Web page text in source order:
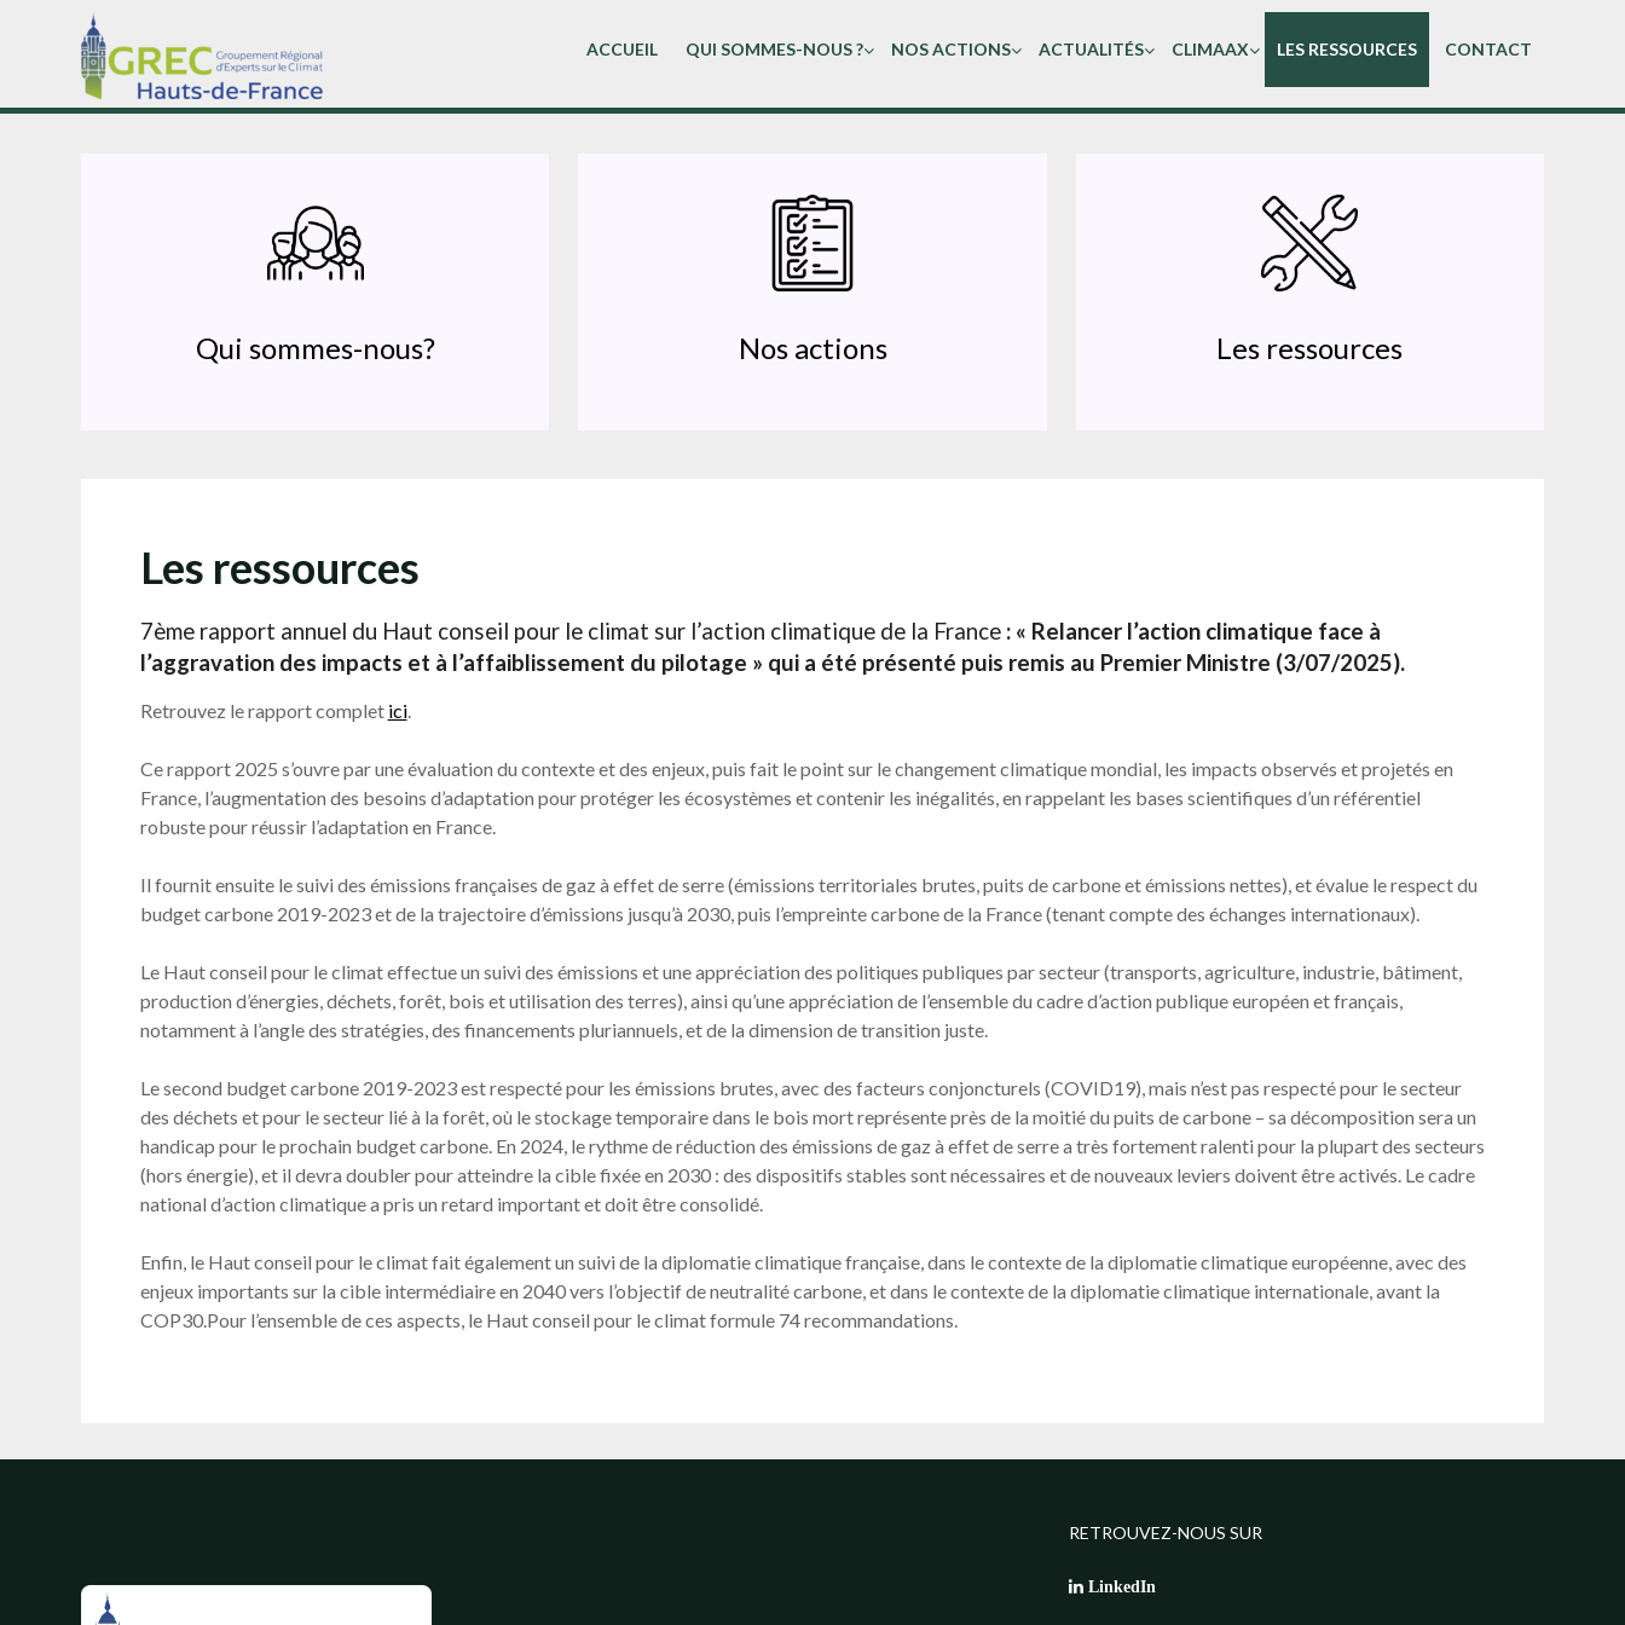
ACCUEIL QUI SOMMES-NOUS ? NOS ACTIONS ACTUALITÉS CLIMAAX LES RESSOURCES CONTACT
Qui sommes-nous? Nos actions Les ressources
Les ressources
7ème rapport annuel du Haut conseil pour le climat sur l’action climatique de la France : « Relancer l’action climatique face à
l’aggravation des impacts et à l’affaiblissement du pilotage » qui a été présenté puis remis au Premier Ministre (3/07/2025).
Retrouvez le rapport complet ici.
Ce rapport 2025 s’ouvre par une évaluation du contexte et des enjeux, puis fait le point sur le changement climatique mondial, les impacts observés et projetés en
France, l’augmentation des besoins d’adaptation pour protéger les écosystèmes et contenir les inégalités, en rappelant les bases scientifiques d’un référentiel
robuste pour réussir l’adaptation en France.
Il fournit ensuite le suivi des émissions françaises de gaz à effet de serre (émissions territoriales brutes, puits de carbone et émissions nettes), et évalue le respect du
budget carbone 2019-2023 et de la trajectoire d’émissions jusqu’à 2030, puis l’empreinte carbone de la France (tenant compte des échanges internationaux).
Le Haut conseil pour le climat effectue un suivi des émissions et une appréciation des politiques publiques par secteur (transports, agriculture, industrie, bâtiment,
production d’énergies, déchets, forêt, bois et utilisation des terres), ainsi qu’une appréciation de l’ensemble du cadre d’action publique européen et français,
notamment à l’angle des stratégies, des financements pluriannuels, et de la dimension de transition juste.
Le second budget carbone 2019-2023 est respecté pour les émissions brutes, avec des facteurs conjoncturels (COVID19), mais n’est pas respecté pour le secteur
des déchets et pour le secteur lié à la forêt, où le stockage temporaire dans le bois mort représente près de la moitié du puits de carbone – sa décomposition sera un
handicap pour le prochain budget carbone. En 2024, le rythme de réduction des émissions de gaz à effet de serre a très fortement ralenti pour la plupart des secteurs
(hors énergie), et il devra doubler pour atteindre la cible fixée en 2030 : des dispositifs stables sont nécessaires et de nouveaux leviers doivent être activés. Le cadre
national d’action climatique a pris un retard important et doit être consolidé.
Enfin, le Haut conseil pour le climat fait également un suivi de la diplomatie climatique française, dans le contexte de la diplomatie climatique européenne, avec des
enjeux importants sur la cible intermédiaire en 2040 vers l’objectif de neutralité carbone, et dans le contexte de la diplomatie climatique internationale, avant la
COP30.Pour l’ensemble de ces aspects, le Haut conseil pour le climat formule 74 recommandations.
RETROUVEZ-NOUS SUR
LinkedIn